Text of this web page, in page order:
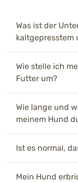
Was ist der
kaltgepresstem
Wie stelle ich
Futter um?
Wie lange und
meinem Hund
Ist es normal,
Mein Hund